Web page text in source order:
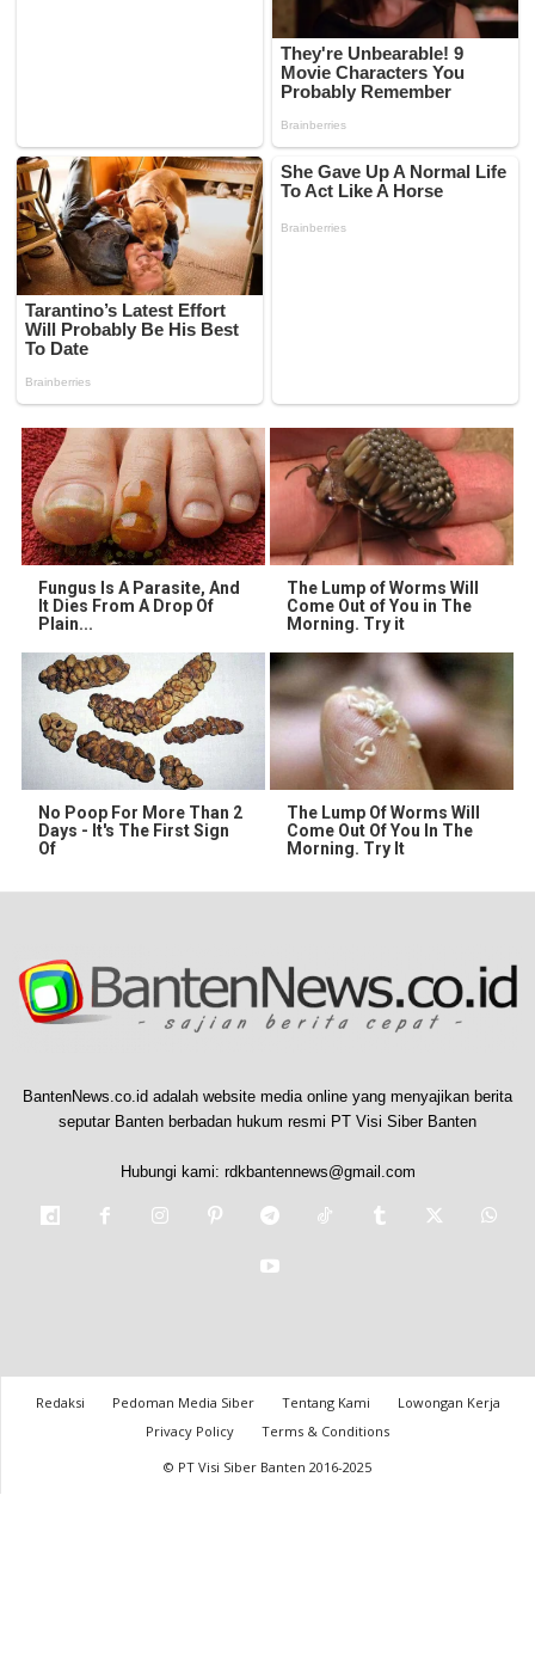
Fungus Is A Parasite, And
It Dies From A Drop Of
Plain...
The Lump of Worms Will
Come Out of You in The
Morning. Try it
No Poop For More Than 2
Days - It's The First Sign
Of
The Lump Of Worms Will
Come Out Of You In The
Morning. Try It
BantenNews.co.id adalah website media online yang menyajikan berita
seputar Banten berbadan hukum resmi PT Visi Siber Banten
Hubungi kami: rdkbantennews@gmail.com
Redaksi Pedoman Media Siber Tentang Kami
Lowongan Kerja
Privacy Policy
Terms & Conditions
© PT Visi Siber Banten 2016-2025